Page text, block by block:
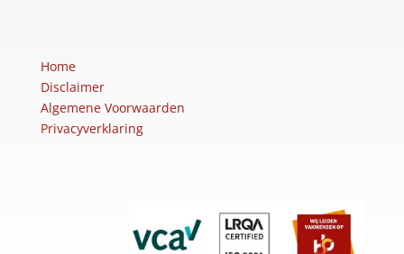
Home
Disclaimer
Algemene Voorwaarden
Privacyverklaring